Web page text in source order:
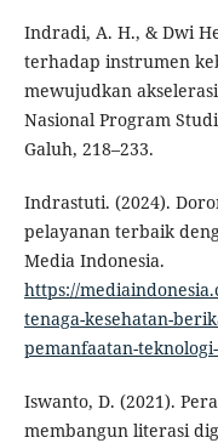
Indradi, A. H., & Dwi
terhadap instrumen
mewujudkan
Nasional Program
Galuh, 218–233.
Indrastuti. (2024).
pelayanan terbaik
Media Indonesia.
https://
tenaga-kesehatan-
pemanfaatan-
Iswanto, D. (2021).
membangun literasi